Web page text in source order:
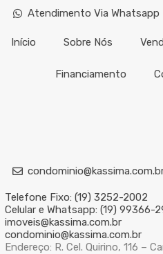
Atendimento Via Whatsapp
Início Sobre Nós
Financiamento
Telefone Fixo: (19) 3252-2002
Celular e Whatsapp: (19) 99366-
imoveis@kassima.com.br
condominio@kassima.com.br
Endereço: R. Cel. Quirino, 116 –